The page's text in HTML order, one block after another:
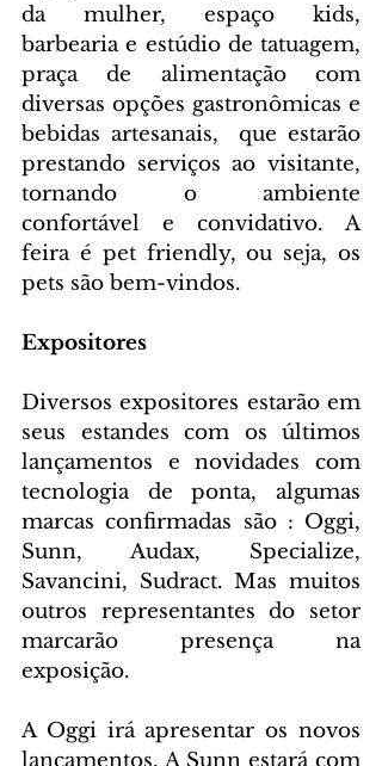
da mulher, espaço kids,
barbearia e estúdio de tatuagem,
praça de alimentação com
diversas opções gastronômicas e
bebidas artesanais,  que estarão
prestando serviços ao visitante,
tornando o ambiente
confortável e convidativo. A
feira é pet friendly, ou seja, os
pets são bem-vindos.
Expositores
Diversos expositores estarão em
seus estandes com os últimos
lançamentos e novidades com
tecnologia de ponta, algumas
marcas confirmadas são : Oggi,
Sunn, Audax, Specialize,
Savancini, Sudract. Mas muitos
outros representantes do setor
marcarão presença na
exposição.
A Oggi irá apresentar os novos
lançamentos. A Sunn estará com